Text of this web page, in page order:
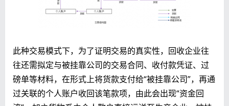
此种交易模式下，为了证明交易的真实性，回收企业往
往还需拟定与被挂靠公司的交易合同、收付款凭证、过
磅单等材料，在形式上将货款支付给“被挂靠公司”，再通
过关联的个人账户收回该笔款项，由此会出现“资金回